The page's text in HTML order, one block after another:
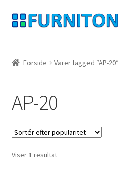
Spring
til
Spring
til
privatliv
fortrydelsesret
Kontakt
Forside Varer tagged “AP-20”
AP-20
Viser 1 resultat